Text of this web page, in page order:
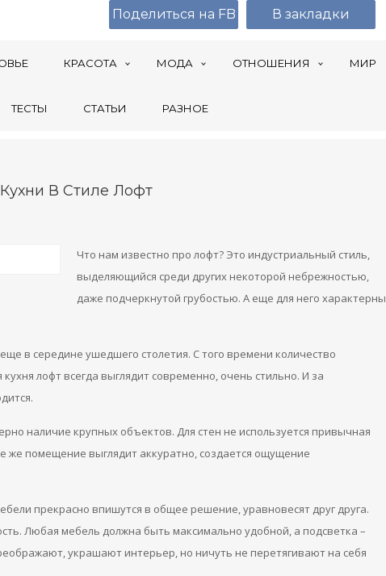
КРАСОТА МОДА ОТНОШЕНИЯ МИР
ТЕСТЫ СТАТЬИ РАЗНОЕ
В Стиле Лофт
Что нам известно про лофт? Это индустриальный стиль,
выделяющийся среди других некоторой небрежностью,
даже подчеркнутой грубостью. А еще для него характерны
в середине ушедшего столетия. С того времени количество
лофт всегда выглядит современно, очень стильно. И за
наличие крупных объектов. Для стен не используется привычная
же помещение выглядит аккуратно, создается ощущение
прекрасно впишутся в общее решение, уравновесят друг друга.
Любая мебель должна быть максимально удобной, а подсветка –
украшают интерьер, но ничуть не перетягивают на себя
Поделиться на FB В закладки